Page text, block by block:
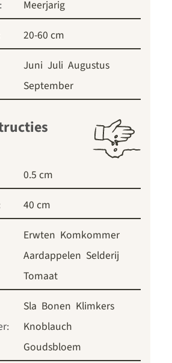
Meerjarig
20-60 cm
Juni Juli Augustus
September
0.5 cm
40 cm
Erwten Komkommer
Aardappelen Selderij
Tomaat
Sla Bonen Klimkers
Knoblauch
Goudsbloem